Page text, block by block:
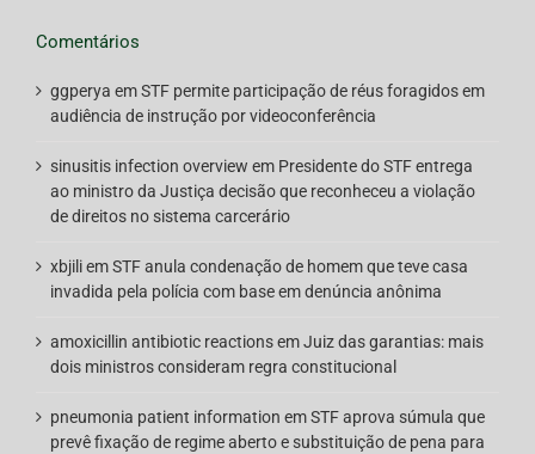
Comentários
ggperya emSTF permite participação de réus foragidos em
audiência de instrução por videoconferência
sinusitis infection overview em Presidente do STF entrega
ao ministro da Justiça decisão que reconheceu a violação
de direitos no sistema carcerário
xbjiliemSTF anula condenação de homem que teve casa
invadida pela polícia com base em denúncia anônima
amoxicillin antibiotic reactionsemJuiz das garantias: mais
dois ministros consideram regra constitucional
pneumonia patient information emSTF aprova súmula que
prevê fixação de regime aberto e substituição de pena para